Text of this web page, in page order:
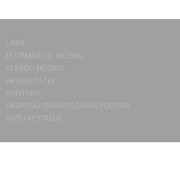
LAIPA
ES IZMANTOJU MŪZIKU
ES RADU MŪZIKU
AKTUALITĀTES
KONTAKTI
SĪKDATŅU IZMANTOŠANAS POLITIKA
DATU APSTRĀDE